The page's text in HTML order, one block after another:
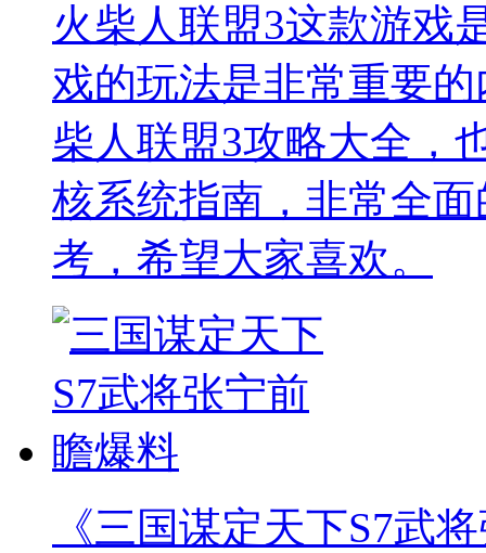
火柴人联盟3这款游戏
戏的玩法是非常重要
柴人联盟3攻略大全，
核系统指南，非常全
考，希望大家喜欢。
《三国谋定天下S7武